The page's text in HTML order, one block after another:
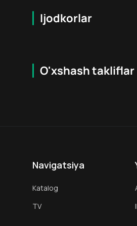
Ijodkorlar
O'xshash takliflar
Navigatsiya
Katalog
TV